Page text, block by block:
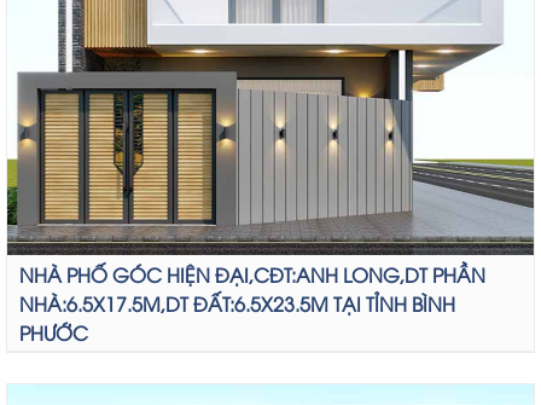
NHÀ PHỐ GÓC HIỆN ĐẠI,CĐT:ANH LONG,DT PHẦN
NHÀ:6.5X17.5M,DT ĐẤT:6.5X23.5M TẠI TỈNH BÌNH
PHƯỚC